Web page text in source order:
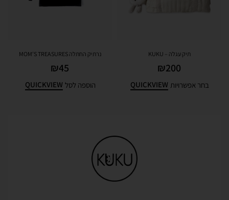
תיק עגלה – KUKU
₪200
בחר אפשרויות QUICKVIEW
נרתיק החתלה MOM'S TREASURES
₪45
הוספה לסל QUICKVIEW